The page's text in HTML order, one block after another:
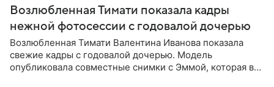
Возлюбленная Тимати показала кадры
нежной фотосессии с годовалой дочерью
Возлюбленная Тимати Валентина Иванова показала
свежие кадры с годовалой дочерью. Модель
опубликовала совместные снимки с Эммой, которая в